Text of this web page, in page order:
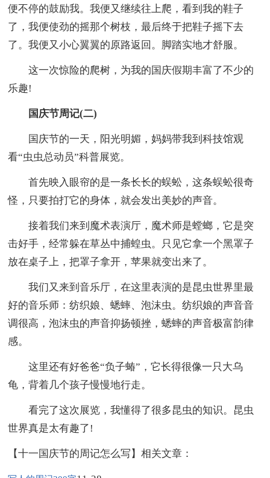
便不停的鼓励我。我便又继续往上爬，看到我的鞋子
了，我便使劲的摇那个树枝，最后终于把鞋子摇下去
了。我便又小心翼翼的原路返回。脚踏实地才舒服。
这一次惊险的爬树，为我的国庆假期丰富了不少的
乐趣!
国庆节周记(二)
国庆节的一天，阳光明媚，妈妈带我到科技馆观
看“虫虫总动员”科普展览。
首先映入眼帘的是一条长长的蜈蚣，这条蜈蚣很奇
怪，只要拍打它的身体，就会发出美妙的声音。
接着我们来到魔术表演厅，魔术师是螳螂，它是突
击好手，经常躲在草丛中捕蝗虫。只见它拿一个黑罩子
放在桌子上，把罩子拿开，苹果就变出来了。
我们又来到音乐厅，在这里表演的是昆虫世界里最
好的音乐师：纺织娘、蟋蟀、泡沫虫。纺织娘的声音音
调很高，泡沫虫的声音抑扬顿挫，蟋蟀的声音极富韵律
感。
这里还有好爸爸“负子蝽”，它长得很像一只大乌
龟，背着几个孩子慢慢地行走。
看完了这次展览，我懂得了很多昆虫的知识。昆虫
世界真是太有趣了!
【十一国庆节的周记怎么写】相关文章：